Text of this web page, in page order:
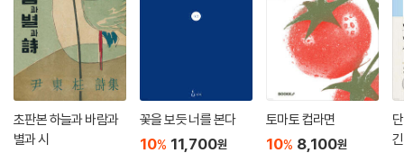
초판본 하늘과 바람과
별과 시
꽃을 보듯 너를 본다
10% 11,700원
토마토 컵라면
10% 8,100원